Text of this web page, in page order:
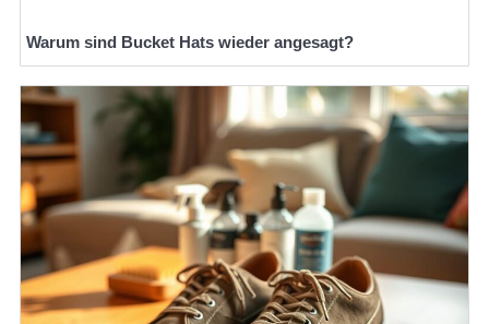
Warum sind Bucket Hats wieder angesagt?